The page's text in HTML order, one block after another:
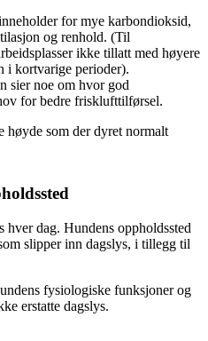
for mye karbondioksid,
og renhold. (Til
ikke tillatt med høyere
i kortvarige perioder).
sier noe om hvor god
for bedre frisklufttilførsel.
høyde som der dyret normalt
dag. Hundens oppholdssted
slipper inn dagslys, i tillegg til
fysiologiske funksjoner og
erstatte dagslys.